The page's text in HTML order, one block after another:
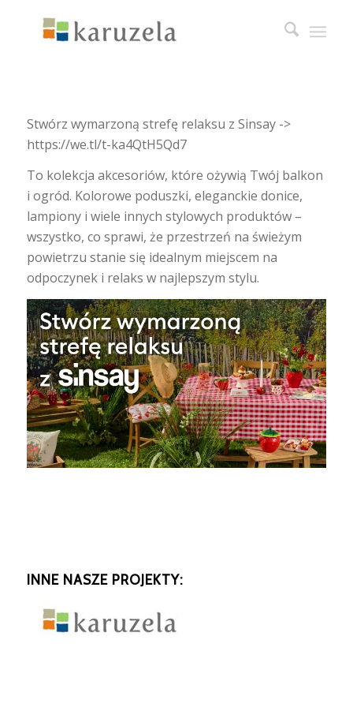
Stwórz wymarzoną strefę relaksu z Sinsay ->
https://we.tl/t-ka4QtH5Qd7
To kolekcja akcesoriów, które ożywią Twój balkon
i ogród. Kolorowe poduszki, eleganckie donice,
lampiony i wiele innych stylowych produktów –
wszystko, co sprawi, że przestrzeń na świeżym
powietrzu stanie się idealnym miejscem na
odpoczynek i relaks w najlepszym stylu.
INNE NASZE PROJEKTY: